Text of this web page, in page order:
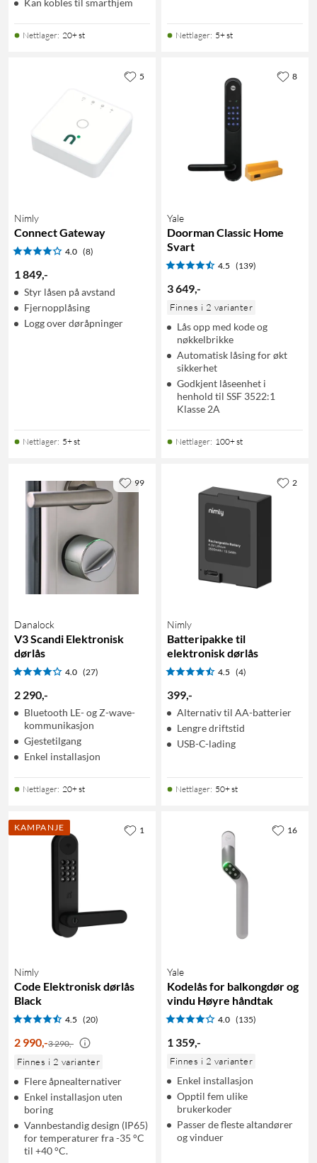
Kan kobles til smarthjem
Nettlager: 20+ st Nettlager: 5+ st
Nimly
Connect Gateway
4.0 (8)
1 849,-
Styr låsen på avstand
Fjernopplåsing
Logg over døråpninger
Nettlager: 5+ st
5
Yale
Doorman Classic Home
Svart
4.5 (139)
3 649,-
Finnes i 2 varianter
Lås opp med kode og
nøkkelbrikke
Automatisk låsing for økt
sikkerhet
Godkjent låseenhet i
henhold til SSF 3522:1
Klasse 2A
Nettlager: 100+ st
8
Danalock
V3 Scandi Elektronisk
dørlås
4.0 (27)
2 290,-
Bluetooth LE- og Z-wave-
kommunikasjon
Gjestetilgang
Enkel installasjon
Nettlager: 20+ st
99
Nimly
Batteripakke til
elektronisk dørlås
4.5 (4)
399,-
Alternativ til AA-batterier
Lengre driftstid
USB-C-lading
Nettlager: 50+ st
2
KAMPANJE
Nimly
Code Elektronisk dørlås
Black
4.5 (20)
2 990,-3 290,-
Finnes i 2 varianter
Flere åpnealternativer
Enkel installasjon uten
boring
Vannbestandig design (IP65)
for temperaturer fra -35 °C
til +40 °C.
1
Yale
Kodelås for balkongdør og
vindu Høyre håndtak
4.0 (135)
1 359,-
Finnes i 2 varianter
Enkel installasjon
Opptil fem ulike
brukerkoder
Passer de fleste altandører
og vinduer
16